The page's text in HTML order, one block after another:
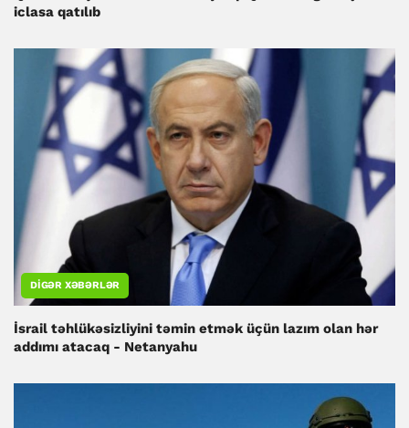
iclasa qatılıb
DIGƏR XƏBƏRLƏR
İsrail təhlükəsizliyini təmin etmək üçün lazım olan hər
addımı atacaq - Netanyahu